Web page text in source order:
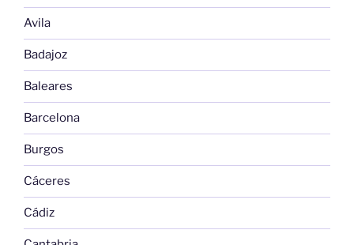
Avila
Badajoz
Baleares
Barcelona
Burgos
Cáceres
Cádiz